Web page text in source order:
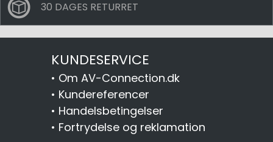
30 DAGES RETURRET
KUNDESERVICE
• Om AV-Connection.dk
• Kundereferencer
• Handelsbetingelser
• Fortrydelse og reklamation